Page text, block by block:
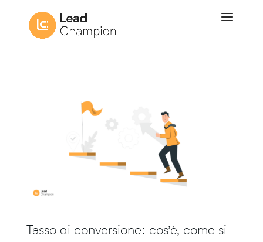
Tasso di conversione: cos’è, come si